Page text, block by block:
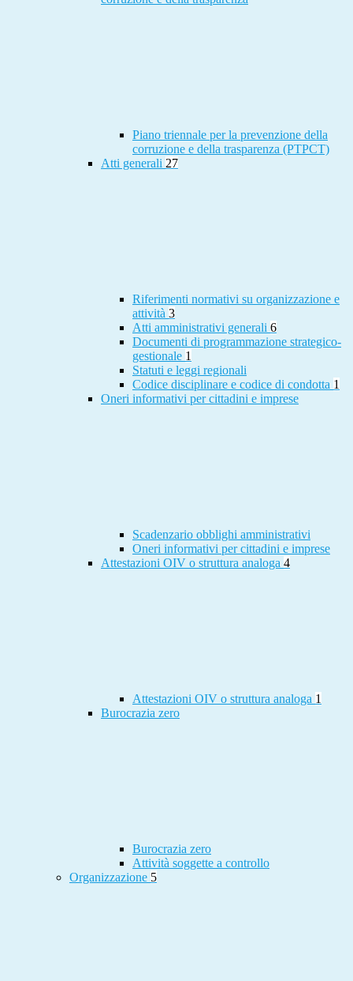
Piano triennale per la prevenzione della
corruzione e della trasparenza (PTPCT)
Atti generali 27
Riferimenti normativi su organizzazione e
attività 3
Atti amministrativi generali 6
Documenti di programmazione strategico-
gestionale 1
Statuti e leggi regionali
Codice disciplinare e codice di condotta 1
Oneri informativi per cittadini e imprese
Scadenzario obblighi amministrativi
Oneri informativi per cittadini e imprese
Attestazioni OIV o struttura analoga 4
Attestazioni OIV o struttura analoga 1
Burocrazia zero
Burocrazia zero
Attività soggette a controllo
Organizzazione 5